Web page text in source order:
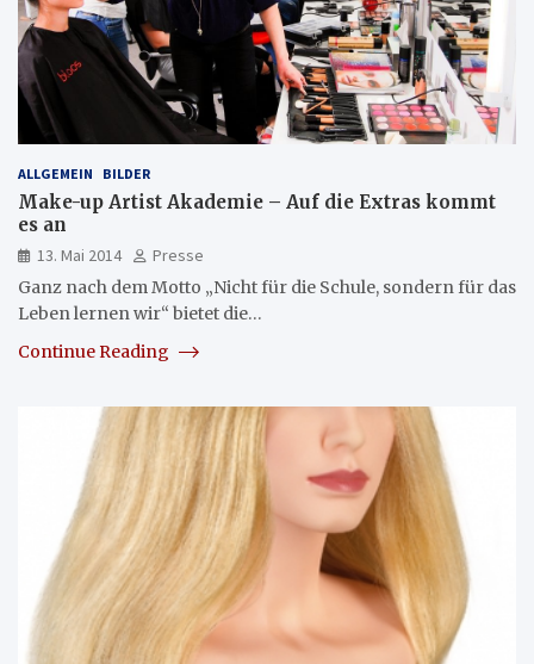
ALLGEMEIN BILDER
Make-up Artist Akademie – Auf die Extras kommt
es an
13. Mai 2014
Presse
Ganz nach dem Motto „Nicht für die Schule, sondern für das
Leben lernen wir“ bietet die…
Continue Reading